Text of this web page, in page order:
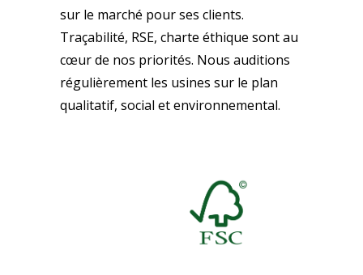
sur le marché pour ses clients.
Traçabilité, RSE, charte éthique sont au
cœur de nos priorités. Nous auditions
régulièrement les usines sur le plan
qualitatif, social et environnemental.